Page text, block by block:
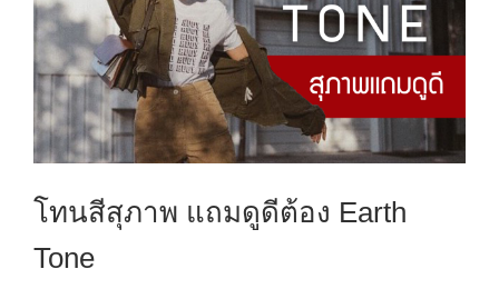
โทนสีสุภาพ แถมดูดีต้อง Earth
Tone